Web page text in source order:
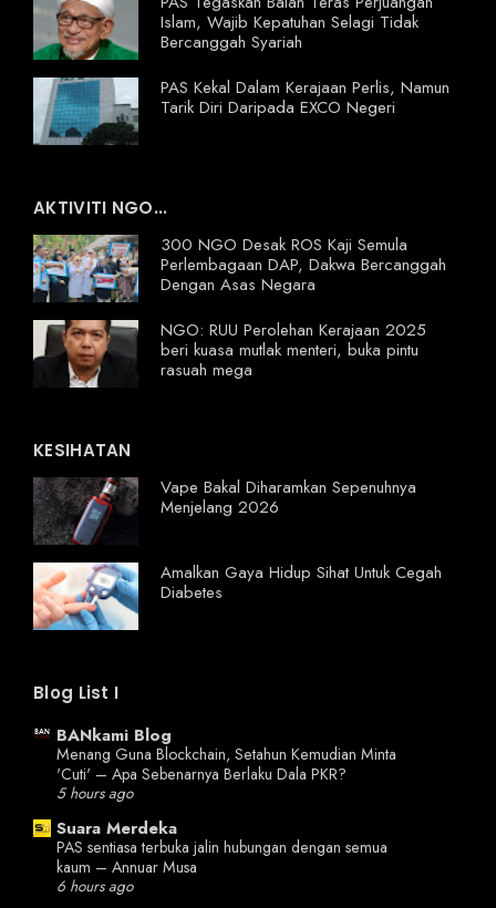
Islam, Wajib Kepatuhan Selagi Tidak
Bercanggah Syariah
PAS Kekal Dalam Kerajaan Perlis, Namun
Tarik Diri Daripada EXCO Negeri
AKTIVITI NGO...
300 NGO Desak ROS Kaji Semula
Perlembagaan DAP, Dakwa Bercanggah
Dengan Asas Negara
NGO: RUU Perolehan Kerajaan 2025
beri kuasa mutlak menteri, buka pintu
rasuah mega
KESIHATAN
Vape Bakal Diharamkan Sepenuhnya
Menjelang 2026
Amalkan Gaya Hidup Sihat Untuk Cegah
Diabetes
Blog List I
BANkami Blog
Menang Guna Blockchain, Setahun Kemudian Minta
'Cuti' – Apa Sebenarnya Berlaku Dala PKR?
5 hours ago
Suara Merdeka
PAS sentiasa terbuka jalin hubungan dengan semua
kaum – Annuar Musa
6 hours ago